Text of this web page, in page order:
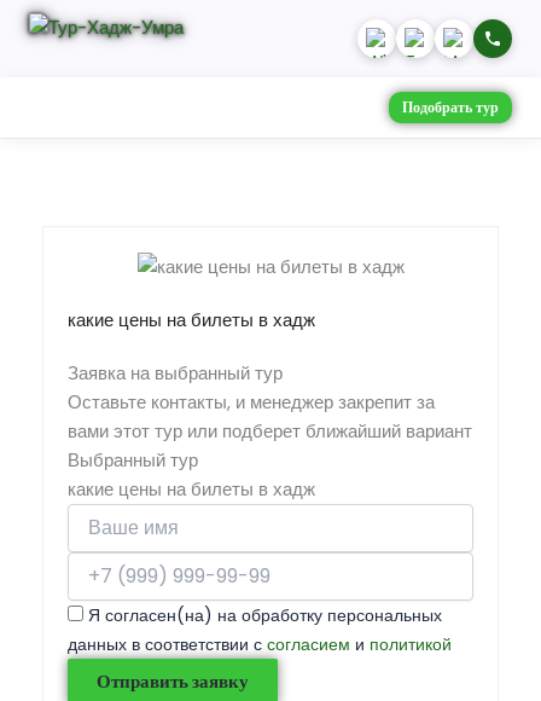
Подобрать тур
какие цены на билеты в хадж
Заявка на выбранный тур
Оставьте контакты, и менеджер закрепит за
вами этот тур или подберет ближайший вариант
Выбранный тур
какие цены на билеты в хадж
Я согласен(на) на обработку персональных
данных в соответствии с согласием и политикой
Отправить заявку